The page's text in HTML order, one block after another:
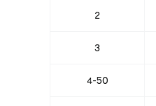
2
3
4-50